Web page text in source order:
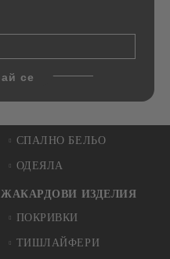
СПАЛНО БЕЛЬО
ОДЕЯЛА
ЖАКАРДОВИ ИЗДЕЛИЯ
ПОКРИВКИ
ТИШЛАЙФЕРИ